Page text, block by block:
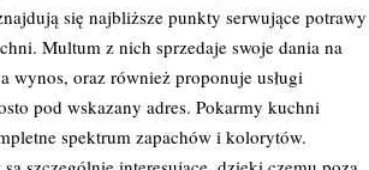
się najbliższe punkty serwujące potrawy
Multum z nich sprzedaje swoje dania na
wynos, oraz również proponuje usługi
pod wskazany adres. Pokarmy kuchni
spektrum zapachów i kolorytów.